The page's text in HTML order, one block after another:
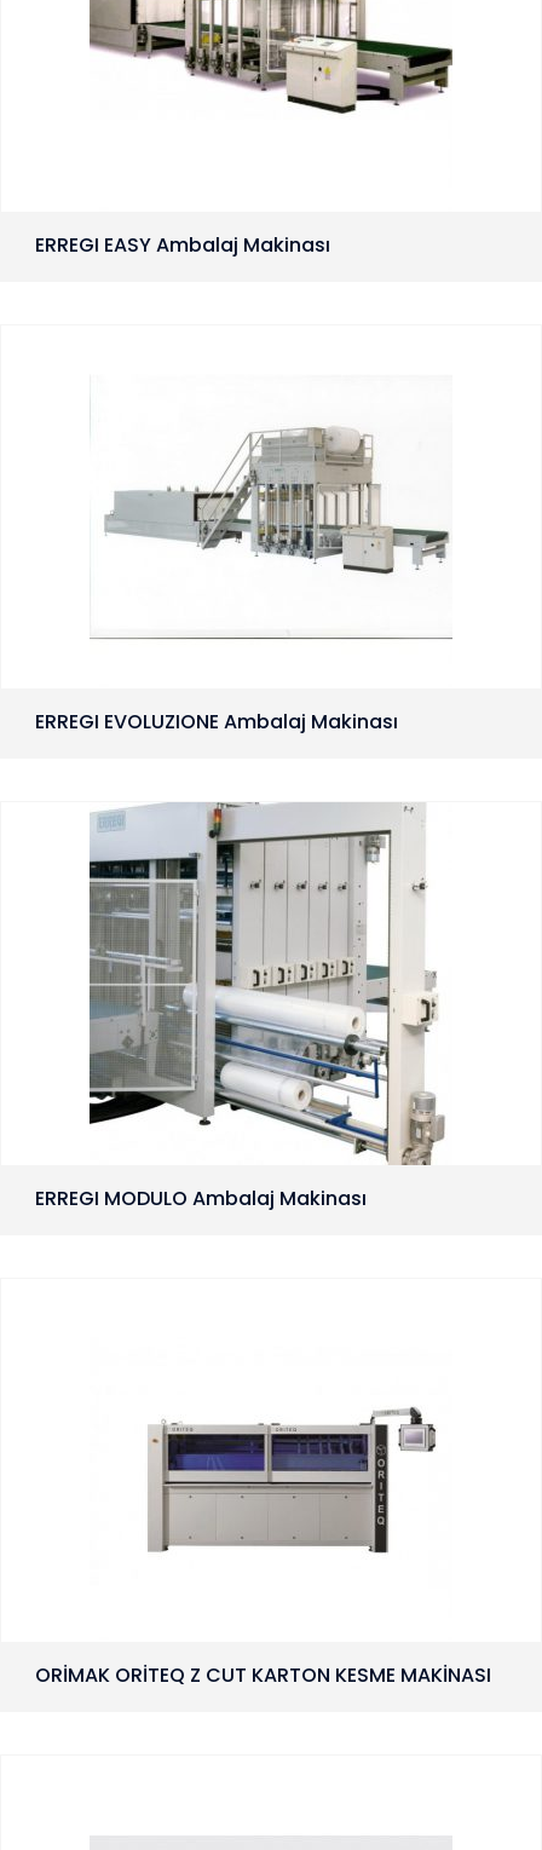
ERREGI EASY Ambalaj Makinası
ERREGI EVOLUZIONE Ambalaj Makinası
ERREGI MODULO Ambalaj Makinası
ORİMAK ORİTEQ Z CUT KARTON KESME MAKİNASI